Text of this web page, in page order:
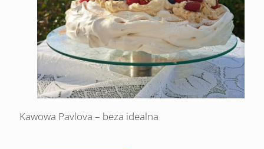
Kawowa Pavlova – beza idealna